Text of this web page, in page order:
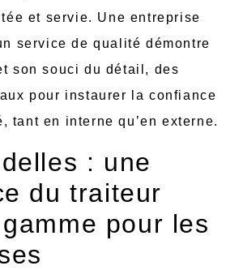
et servie. Une entreprise
service de qualité démontre
son souci du détail, des
pour instaurer la confiance
tant en interne qu’en externe.
: une
du traiteur
pour les